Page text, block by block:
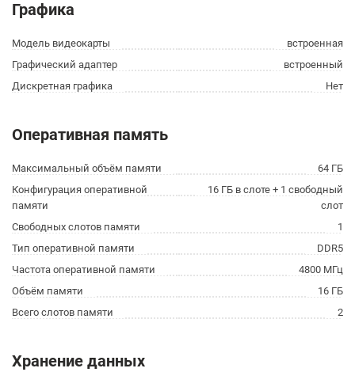
Графика
Модель видеокарты
встроенная
Графический адаптер
встроенный
Дискретная графика
Нет
Оперативная память
Максимальный объём памяти
64 ГБ
Конфигурация оперативной
памяти
16 ГБ в слоте + 1 свободный
слот
Свободных слотов памяти
1
Тип оперативной памяти
DDR5
Частота оперативной памяти
4800 МГц
Объём памяти
16 ГБ
Всего слотов памяти
2
Хранение данных